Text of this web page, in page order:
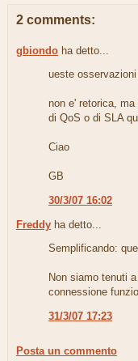
2 comments:
gbiondo ha detto...
ueste osservazioni
non e' retorica,
di QoS o di SLA
Ciao
GB
30/3/07 16:02
Freddy ha detto...
Semplificando:
Non siamo tenuti
connessione
31/3/07 17:23
Posta un commento